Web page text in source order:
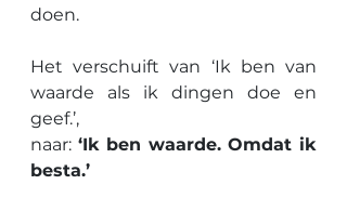
doen.
Het verschuift van ‘Ik ben van
waarde als ik dingen doe en
geef.’,
naar: ‘Ik ben waarde. Omdat ik
besta.’